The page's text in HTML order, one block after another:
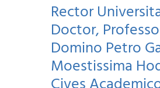
Rector
Doctor,
Domino Petro
Moestissima